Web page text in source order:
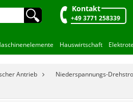
🔍︎ Kontakt
+49 3771 258339
Hauswirtschaft
Antrieb
Niederspannungs-